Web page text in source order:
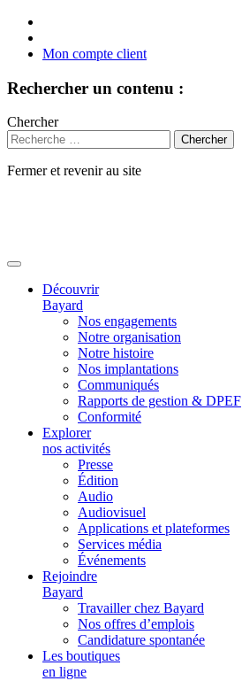
Mon compte client
Rechercher un contenu :
Chercher
Fermer et revenir au site
Découvrir
Bayard
Nos engagements
Notre organisation
Notre histoire
Nos implantations
Communiqués
Rapports de gestion & DPEF
Conformité
Explorer
nos activités
Presse
Édition
Audio
Audiovisuel
Applications et plateformes
Services média
Événements
Rejoindre
Bayard
Travailler chez Bayard
Nos offres d’emplois
Candidature spontanée
Les boutiques
en ligne